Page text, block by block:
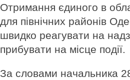
Отримання єдиного в
для північних районів
швидко реагувати на
прибувати на місце події.
За словами начальника